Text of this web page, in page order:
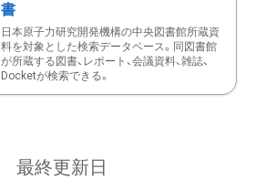
書
日本原子力研究開発機構の中央図書館所蔵資
料を対象とした検索データベース。同図書館
が所蔵する図書、レポート、会議資料、雑誌、
Docketが検索できる。
最終更新日